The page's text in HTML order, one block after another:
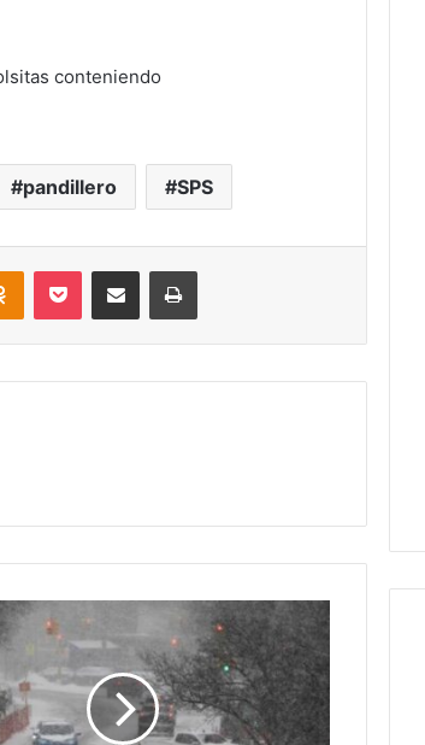
conteniendo
pandillero SPS
Odnoklassniki
Pocket compartit via email Print